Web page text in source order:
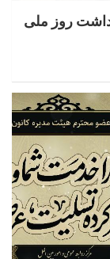
روز ملی